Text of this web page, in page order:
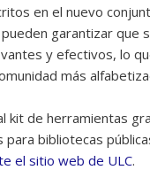
en el nuevo
garantizar que
y efectivos, lo
más
kit de herramientas
bibliotecas
el sitio web de ULC.